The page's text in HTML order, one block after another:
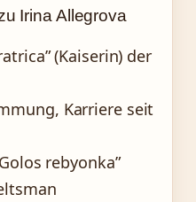
Irina Allegrova
(Kaiserin) der
Karriere seit
rebyonka”